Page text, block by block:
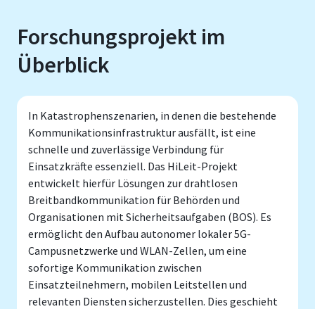
Forschungsprojekt im
Überblick
In Katastrophenszenarien, in denen die bestehende
Kommunikationsinfrastruktur ausfällt, ist eine
schnelle und zuverlässige Verbindung für
Einsatzkräfte essenziell. Das HiLeit-Projekt
entwickelt hierfür Lösungen zur drahtlosen
Breitbandkommunikation für Behörden und
Organisationen mit Sicherheitsaufgaben (BOS). Es
ermöglicht den Aufbau autonomer lokaler 5G-
Campusnetzwerke und WLAN-Zellen, um eine
sofortige Kommunikation zwischen
Einsatzteilnehmern, mobilen Leitstellen und
relevanten Diensten sicherzustellen. Dies geschieht